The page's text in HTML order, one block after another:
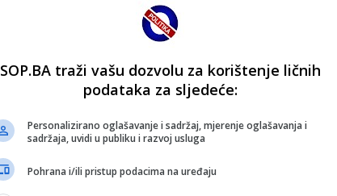
SOP.BA traži vašu dozvolu za korištenje ličnih
podataka za sljedeće:
Personalizirano oglašavanje i sadržaj, mjerenje oglašavanja i
sadržaja, uvidi u publiku i razvoj usluga
Pohrana i/ili pristup podacima na uređaju